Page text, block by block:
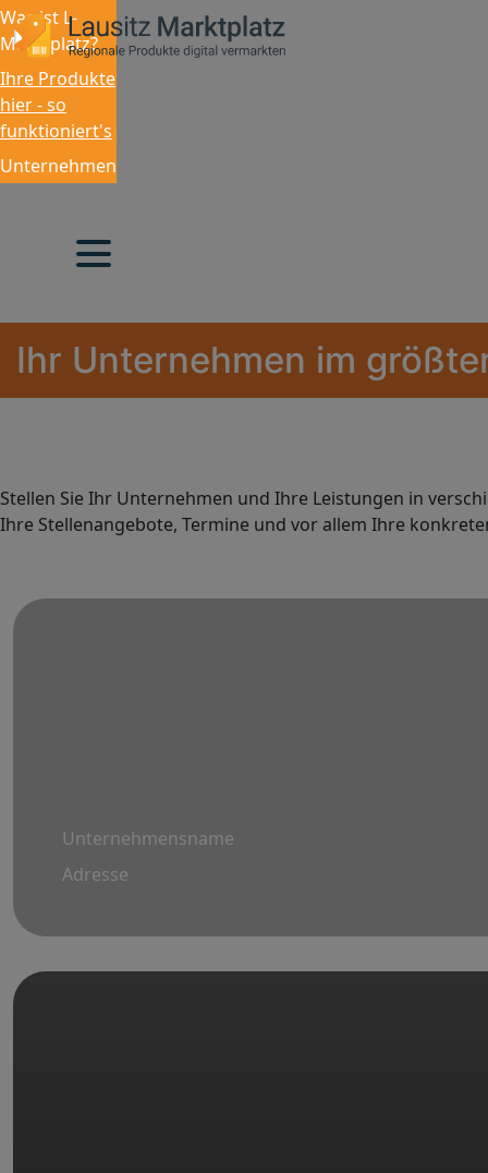
Was ist L-
Marktplatz?
Ihre Produkte
hier - so
funktioniert's
Unternehmen
Ihr Unternehmen im
Stellen Sie Ihr Unternehmen und Ihre Leistungen in
Ihre Stellenangebote, Termine und vor allem Ihre
Unternehmensname
Adresse